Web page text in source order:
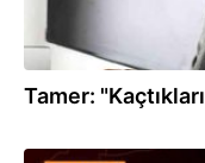
Tamer: